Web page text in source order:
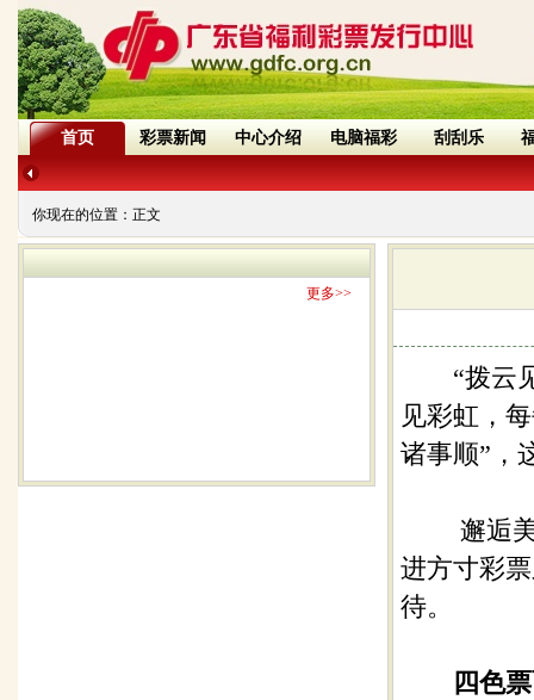
首页 彩票新闻 中心介绍 电脑福彩 刮刮乐
你现在的位置： 正文
更多>>
“拨云见
见彩虹，
诸事顺”，
邂逅美
进方寸彩
待。
四色